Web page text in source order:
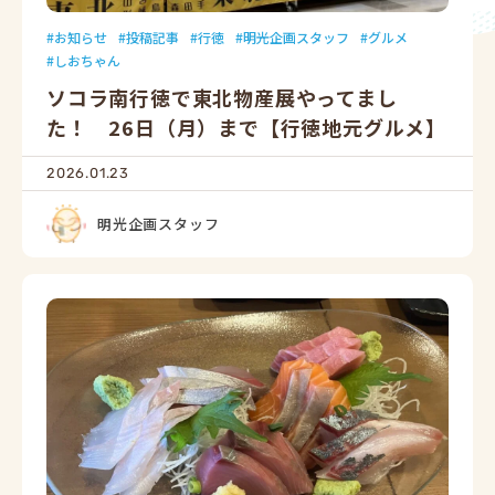
お知らせ 投稿記事 行徳 明光企画スタッフ
グルメ
しおちゃん
ソコラ南行徳で東北物産展やってまし
た！ 26日（月）まで【行徳地元グルメ】
2026.01.23
明光企画スタッフ